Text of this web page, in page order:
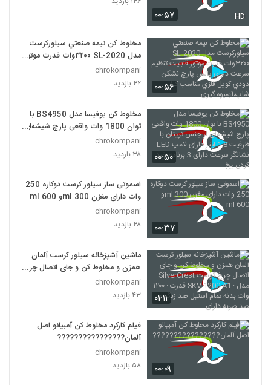
۰۰:۵۷ HD
۰۰:۵۶
مخلوط كن نيمه صنعتي سيلوركرست
مدل SL-2020 ٣٢٠٠وات قدرت موتور
قابليت تنظيم سرعت داراي پالس پارچ
نشكن دودي كوپل فلزي مناسب كافي
chrokompani
۴۲ بازدید
۰۰:۵۰
مخلوط کن یوفیسا مدل BS4950 با
توان 1800 وات واقعی پارچ شیشه‌ای
برنامه خرد کردن یخ
chrokompani
۳۸ بازدید
۰۰:۳۷
اسموتی ساز سیلور کرست دوکارە 250
وات دارای مغزن 300 mlو 600 ml
chrokompani
۴۸ بازدید
۰۱:۱۱
ماشین آشپزخانه سیلور کرست آلمان
همزن و مخلوط کن و جای اتصال چرخ
استیل ضد زنگ و ضد ضربه دارای
chrokompani
۴۳ بازدید
۰۰:۰۹
فیلم کارکرد مخلوط کن آمبیانو اصل
آلمان????????????????
chrokompani
۵۸ بازدید